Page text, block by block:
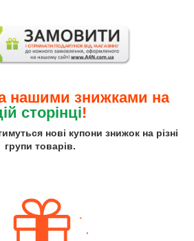
нашими знижками на
сторінці!
нові купони знижок на різні
групи товарів.